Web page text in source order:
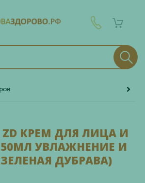
КРЕМ ДЛЯ ЛИЦА И
УВЛАЖНЕНИЕ И
ДУБРАВА)